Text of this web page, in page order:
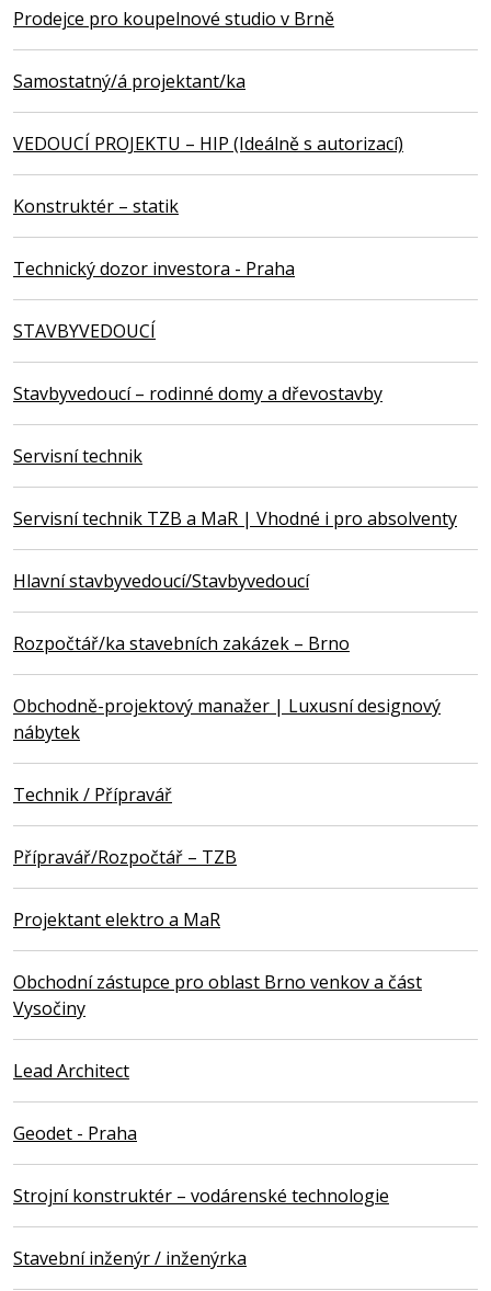
Prodejce pro koupelnové studio v Brně
Samostatný/á projektant/ka
VEDOUCÍ PROJEKTU – HIP (Ideálně s autorizací)
Konstruktér – statik
Technický dozor investora - Praha
STAVBYVEDOUCÍ
Stavbyvedoucí – rodinné domy a dřevostavby
Servisní technik
Servisní technik TZB a MaR | Vhodné i pro absolventy
Hlavní stavbyvedoucí/Stavbyvedoucí
Rozpočtář/ka stavebních zakázek – Brno
Obchodně-projektový manažer | Luxusní designový
nábytek
Technik / Přípravář
Přípravář/Rozpočtář – TZB
Projektant elektro a MaR
Obchodní zástupce pro oblast Brno venkov a část
Vysočiny
Lead Architect
Geodet - Praha
Strojní konstruktér – vodárenské technologie
Stavební inženýr / inženýrka